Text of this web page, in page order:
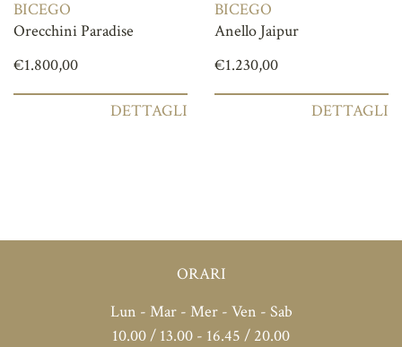
BICEGO
Orecchini Paradise
€1.800,00
DETTAGLI
BICEGO
Anello Jaipur
€1.230,00
DETTAGLI
ORARI
Lun - Mar - Mer - Ven - Sab
10.00 / 13.00 - 16.45 / 20.00